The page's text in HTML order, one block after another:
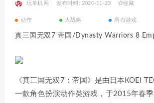
玩单机网 发布时间: 2020-11-23 收藏
动作 大战略 所有游戏
真三国无双7 帝国/Dynasty Warriors 8
《真三国无双7：帝国》是由日本KOEI
一款角色扮演动作类游戏，于2015年春季